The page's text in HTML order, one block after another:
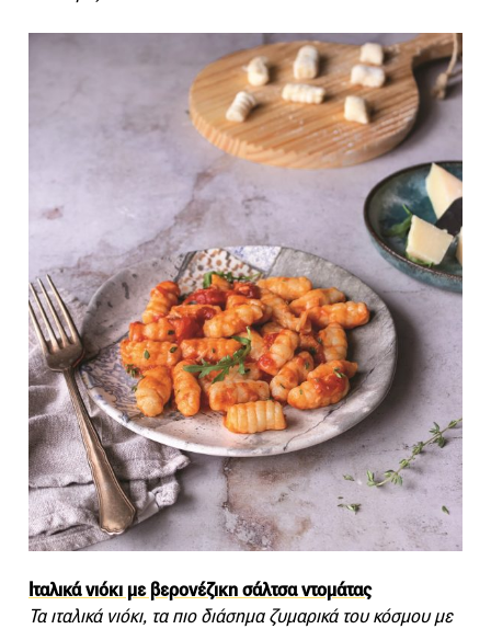
Ιταλικά νιόκι με βερονέζικη σάλτσα ντομάτας
Τα ιταλικά νιόκι, τα πιο διάσημα ζυμαρικά του κόσμου με